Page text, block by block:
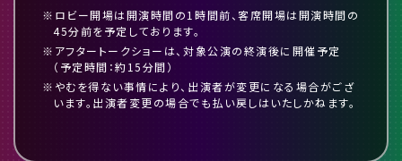
※ロビー開場は開演時間の1時間前、客席開場は開演時間の
45分前を予定しております。
※アフタートークショーは、対象公演の終演後に開催予定
（予定時間：約15分間）
※やむを得ない事情により、出演者が変更になる場合がござ
います。出演者変更の場合でも払い戻しはいたしかねます。